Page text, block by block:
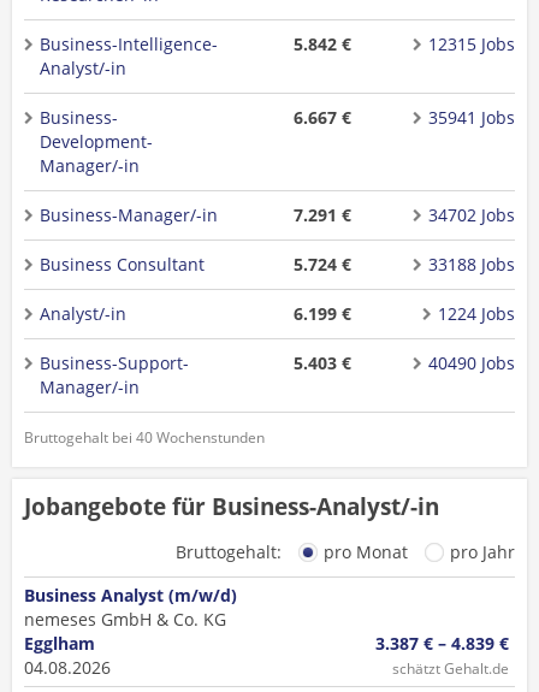
Business-Intelligence-
Analyst/-in
5.842 € 12315 Jobs
Business-
Development-
Manager/-in
6.667 € 35941 Jobs
Business-Manager/-in 7.291 € 34702 Jobs
Business Consultant 5.724 € 33188 Jobs
Analyst/-in 6.199 € 1224 Jobs
Business-Support-
Manager/-in
5.403 € 40490 Jobs
Bruttogehalt bei 40 Wochenstunden
Jobangebote für Business-Analyst/-in
Bruttogehalt: pro Monat
pro Jahr
Business Analyst (m/w/d)
nemeses GmbH & Co. KG
Egglham
04.08.2026
3.387 € – 4.839 €
schätzt Gehalt.de